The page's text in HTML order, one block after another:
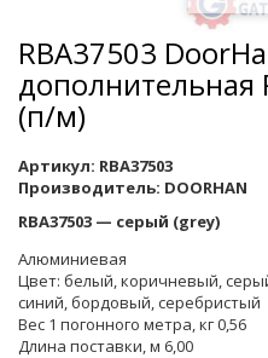
RBA37503
дополнительная
(п/м)
Артикул: RBA37503
Производитель: DOORHAN
RBA37503 — серый (grey)
Алюминиевая
Цвет: белый, коричневый,
синий, бордовый, серебристый
Вес 1 погонного метра, кг 0,56
Длина поставки, м 6,00